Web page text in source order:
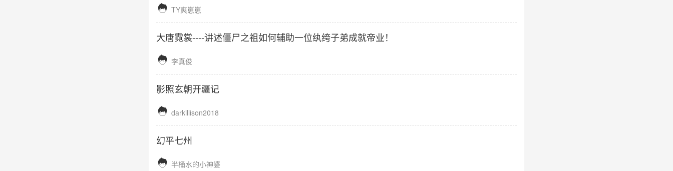
 TY爽崽崽
大唐霓裳----讲述僵尸之祖如何辅助一位纨绔子弟成就帝业！
 李真俊
影照玄朝开疆记
 darkillison2018
幻平七州
 半桶水的小神婆